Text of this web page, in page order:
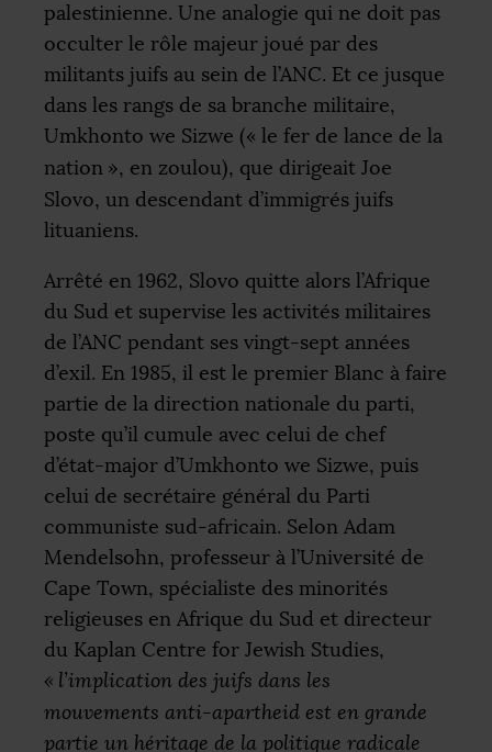
palestinienne. Une analogie qui ne doit pas
occulter le rôle majeur joué par des
militants juifs au sein de l’ANC. Et ce jusque
dans les rangs de sa branche militaire,
Umkhonto we Sizwe (« le fer de lance de la
nation », en zoulou), que dirigeait Joe
Slovo, un descendant d’immigrés juifs
lituaniens.
Arrêté en 1962, Slovo quitte alors l’Afrique
du Sud et supervise les activités militaires
de l’ANC pendant ses vingt-sept années
d’exil. En 1985, il est le premier Blanc à faire
partie de la direction nationale du parti,
poste qu’il cumule avec celui de chef
d’état-major d’Umkhonto we Sizwe, puis
celui de secrétaire général du Parti
communiste sud-africain. Selon Adam
Mendelsohn, professeur à l’Université de
Cape Town, spécialiste des minorités
religieuses en Afrique du Sud et directeur
du Kaplan Centre for Jewish Studies,
« l’implication des juifs dans les
mouvements anti-apartheid est en grande
partie un héritage de la politique radicale